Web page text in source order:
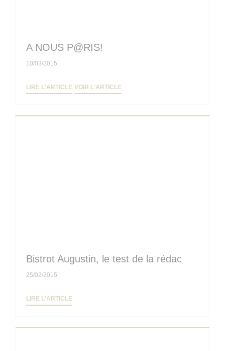
A NOUS P@RIS!
10/03/2015
LIRE L'ARTICLE ((OUVRE UNE NOUVELLE FENÊTRE))
VOIR L'ARTICLE
Bistrot Augustin, le test de la rédac
25/02/2015
LIRE L'ARTICLE